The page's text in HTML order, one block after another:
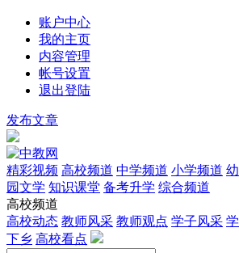
账户中心
我的主页
内容管理
帐号设置
退出登陆
发布文章
精彩视频 高校频道 中学频道 小学频道
园文学 知识课堂 备考升学 综合频道
高校频道
高校动态 教师风采 教师观点 学子风采
下乡 高校看点